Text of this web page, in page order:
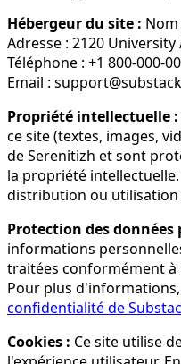
Hébergeur du site : Nom
Adresse : 2120 University
Téléphone : +1 800-000-
Email :
Propriété intellectuelle :
ce site (textes, images,
de Serenitizh et sont
la propriété
distribution ou
Protection des données
informations
traitées conformément à
Pour plus
confidentialité de
Cookies : Ce site utilise